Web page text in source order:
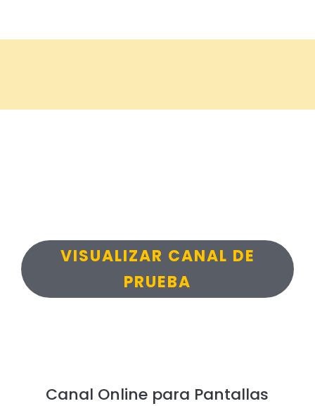
VISUALIZAR CANAL DE
PRUEBA
Canal Online para Pantallas